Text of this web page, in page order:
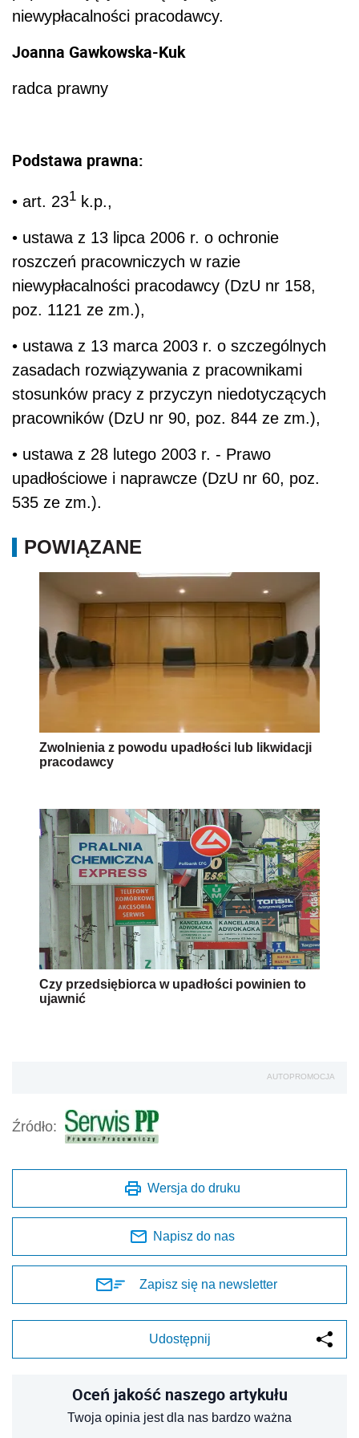
niewypłacalności pracodawcy.
Joanna Gawkowska-Kuk
radca prawny
Podstawa prawna:
• art. 231 k.p.,
• ustawa z 13 lipca 2006 r. o ochronie
roszczeń pracowniczych w razie
niewypłacalności pracodawcy (DzU nr 158,
poz. 1121 ze zm.),
• ustawa z 13 marca 2003 r. o szczególnych
zasadach rozwiązywania z pracownikami
stosunków pracy z przyczyn niedotyczących
pracowników (DzU nr 90, poz. 844 ze zm.),
• ustawa z 28 lutego 2003 r. - Prawo
upadłościowe i naprawcze (DzU nr 60, poz.
535 ze zm.).
POWIĄZANE
Zwolnienia z powodu upadłości lub likwidacji
pracodawcy
Czy przedsiębiorca w upadłości powinien to
ujawnić
AUTOPROMOCJA
Źródło:
Wersja do druku
Napisz do nas
Zapisz się na newsletter
Udostępnij
Oceń jakość naszego artykułu
Twoja opinia jest dla nas bardzo ważna